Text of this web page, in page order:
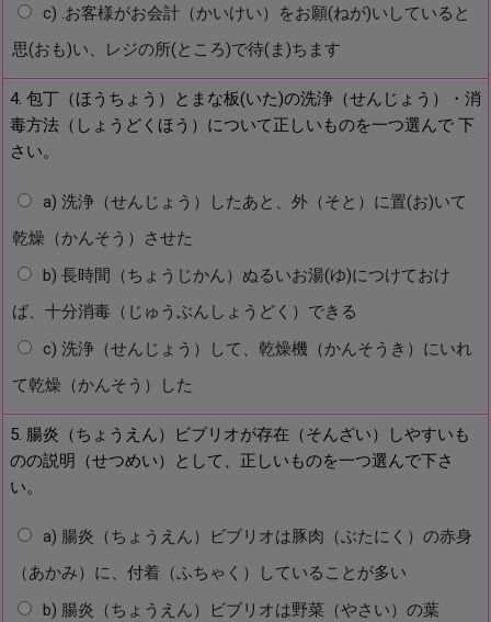
c) .お客様がお会計（かいけい）をお願(ねが)いしていると
思(おも)い、レジの所(ところ)で待(ま)ちます
4. 包丁（ほうちょう）とまな板(いた)の洗浄（せんじょう）・消
毒方法（しょうどくほう）について正しいものを一つ選んで 下
さい。
a) 洗浄（せんじょう）したあと、外（そと）に置(お)いて
乾燥（かんそう）させた
b) 長時間（ちょうじかん）ぬるいお湯(ゆ)につけておけ
ば、十分消毒（じゅうぶんしょうどく）できる
c) 洗浄（せんじょう）して、乾燥機（かんそうき）にいれ
て乾燥（かんそう）した
5. 腸炎（ちょうえん）ビブリオが存在（そんざい）しやすいも
のの説明（せつめい）として、正しいものを一つ選んで下さ
い。
a) 腸炎（ちょうえん）ビブリオは豚肉（ぶたにく）の赤身
（あかみ）に、付着（ふちゃく）していることが多い
b) 腸炎（ちょうえん）ビブリオは野菜（やさい）の葉